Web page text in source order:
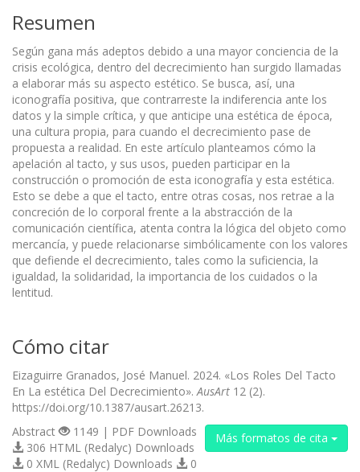
Resumen
Según gana más adeptos debido a una mayor conciencia de la
crisis ecológica, dentro del decrecimiento han surgido llamadas
a elaborar más su aspecto estético. Se busca, así, una
iconografía positiva, que contrarreste la indiferencia ante los
datos y la simple crítica, y que anticipe una estética de época,
una cultura propia, para cuando el decrecimiento pase de
propuesta a realidad. En este artículo planteamos cómo la
apelación al tacto, y sus usos, pueden participar en la
construcción o promoción de esta iconografía y esta estética.
Esto se debe a que el tacto, entre otras cosas, nos retrae a la
concreción de lo corporal frente a la abstracción de la
comunicación científica, atenta contra la lógica del objeto como
mercancía, y puede relacionarse simbólicamente con los valores
que defiende el decrecimiento, tales como la suficiencia, la
igualdad, la solidaridad, la importancia de los cuidados o la
lentitud.
Cómo citar
Eizaguirre Granados, José Manuel. 2024. «Los Roles Del Tacto
En La estética Del Decrecimiento».AusArt 12 (2).
https://doi.org/10.1387/ausart.26213.
Más formatos de cita
Abstract
1149 | PDF Downloads
306 HTML (Redalyc) Downloads
0 XML (Redalyc) Downloads
0